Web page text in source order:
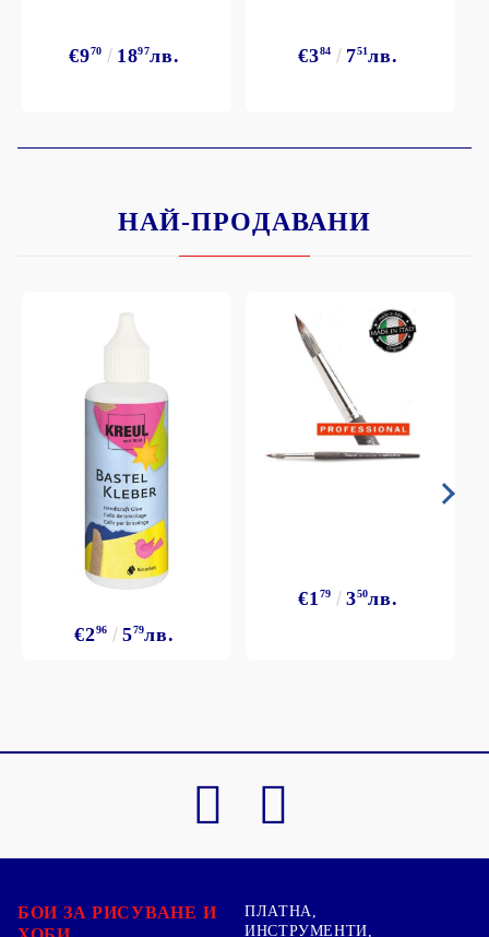
€970 1897лв. €384 751лв.
НАЙ-ПРОДАВАНИ
€296 579лв.
€1 79 350лв.
БОИ ЗА РИСУВАНЕ И
ПЛАТНА,
ИНСТРУМЕНТИ,